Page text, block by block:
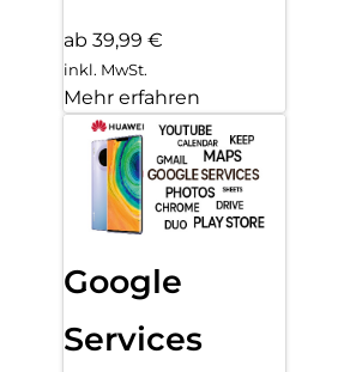
ab 39,99 €
inkl. MwSt.
Mehr erfahren
Google
Services